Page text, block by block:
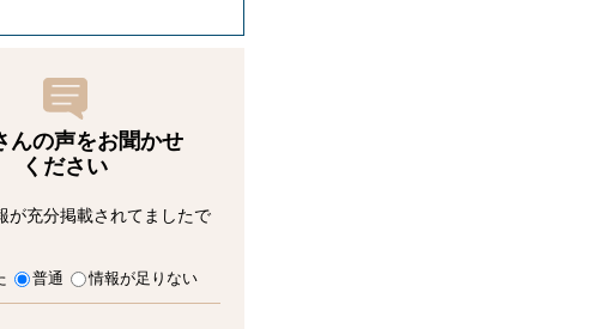
んの声をお聞かせ
ください
が充分掲載されてましたで
普通 情報が足りない